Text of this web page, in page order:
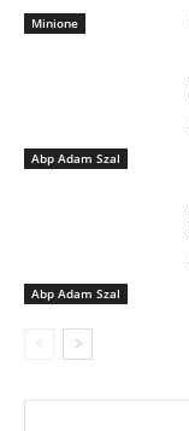
Minione
Abp Adam Szal
Abp Adam Szal